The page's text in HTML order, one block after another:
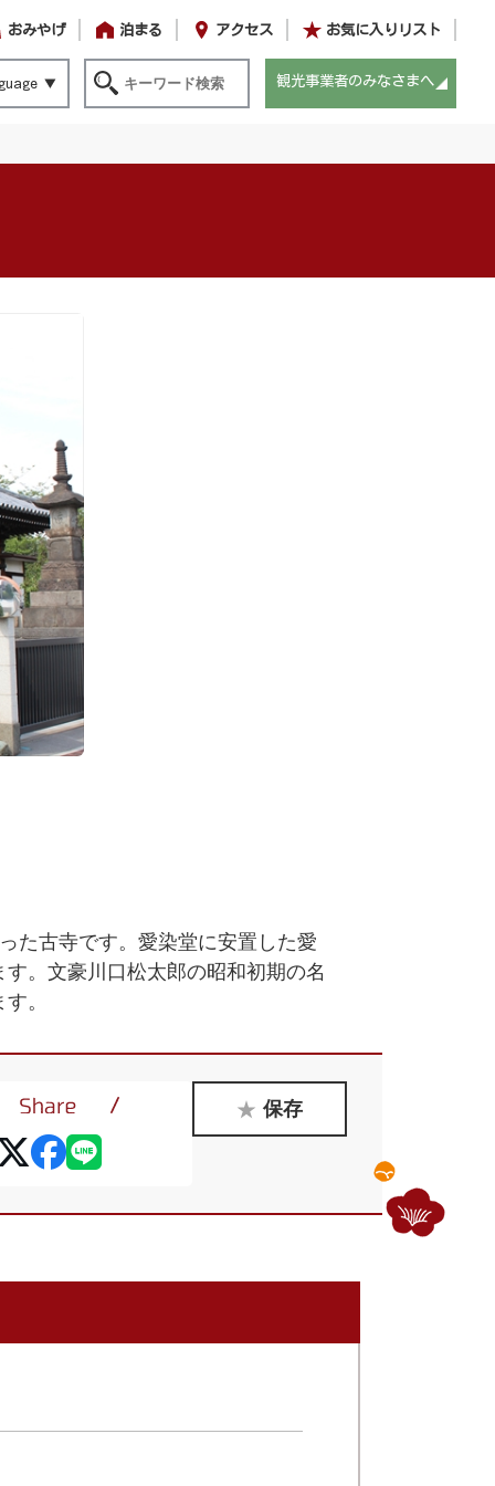
おみやげ 泊まる アクセス お気に入りリスト
観光事業者のみなさまへ
た古寺です。愛染堂に安置した愛
。文豪川口松太郎の昭和初期の名
。
保存